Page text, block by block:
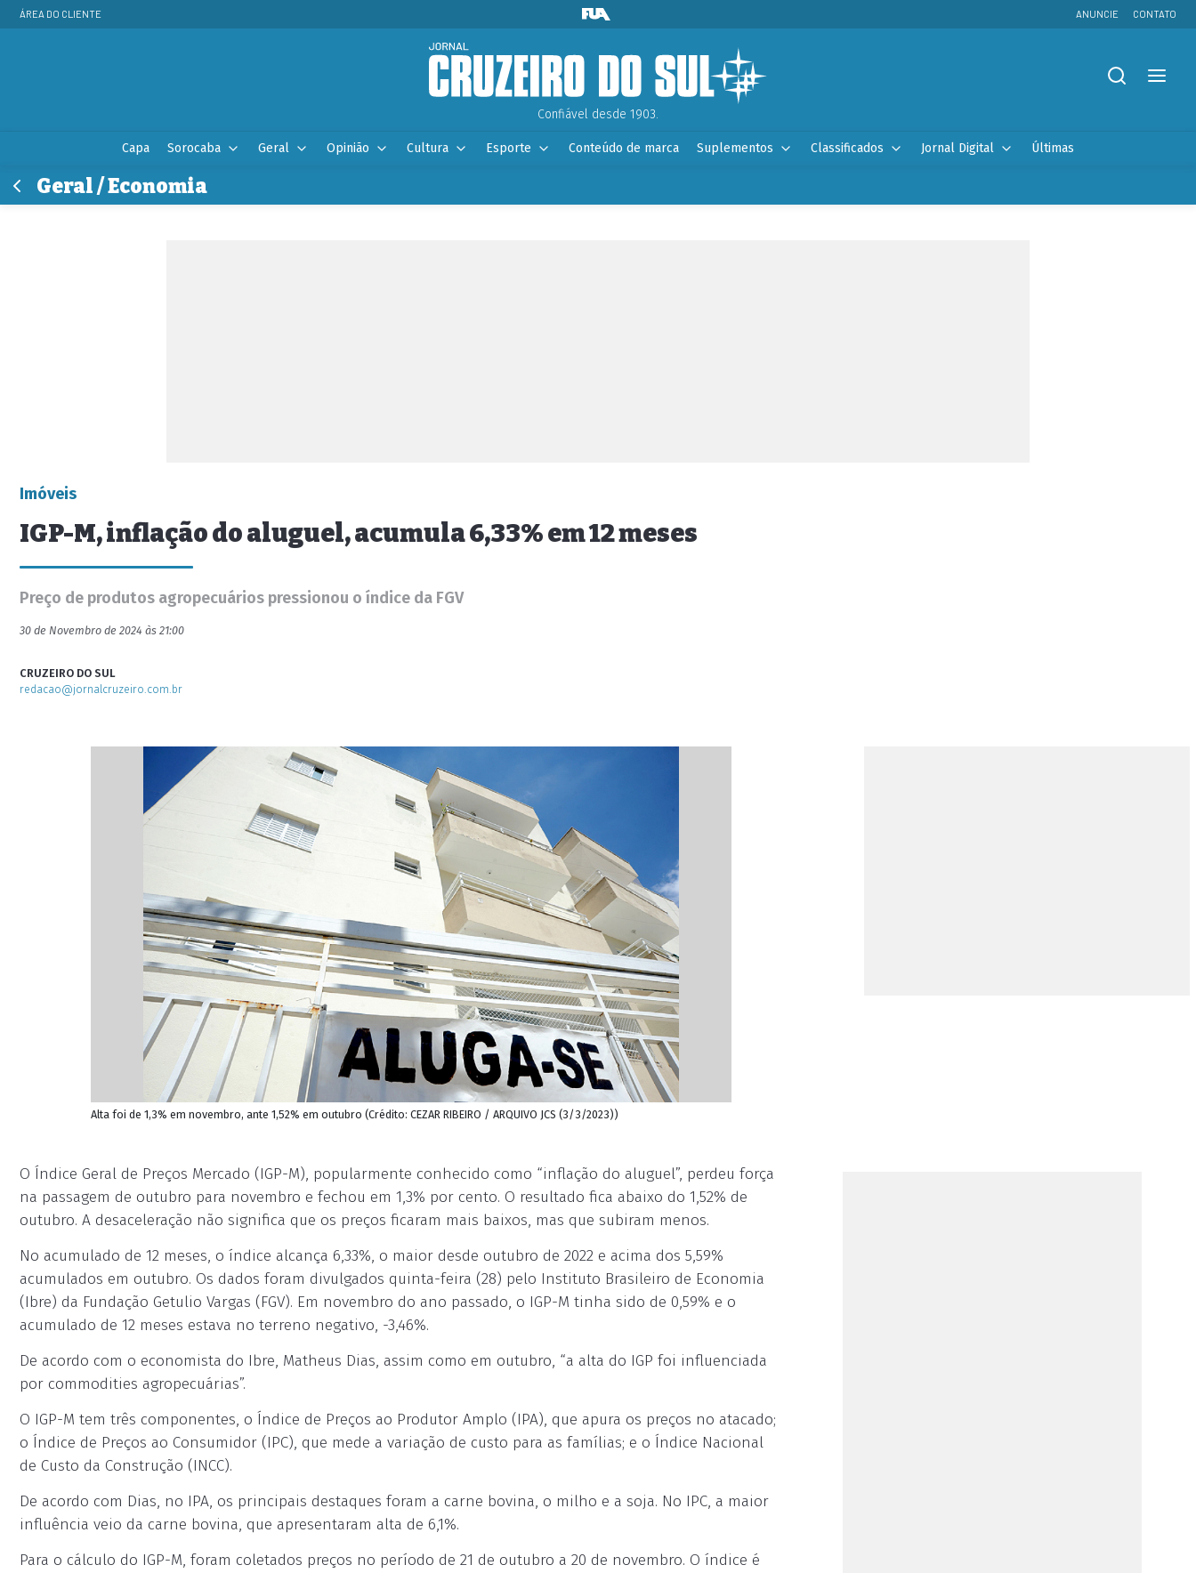
ÁREA DO CLIENTE ANUNCIE CONTATO
Confiável desde 1903.
Capa Sorocaba Geral Opinião Cultura Esporte Conteúdo de marca Suplementos Classificados Jornal Digital Últimas
Geral / Economia
Imóveis
IGP-M, inflação do aluguel, acumula 6,33% em 12 meses
Preço de produtos agropecuários pressionou o índice da FGV
30 de Novembro de 2024 às 21:00
CRUZEIRO DO SUL
redacao@jornalcruzeiro.com.br
Alta foi de 1,3% em novembro, ante 1,52% em outubro (Crédito: CEZAR RIBEIRO / ARQUIVO JCS (3/3/2023))
O Índice Geral de Preços Mercado (IGP-M), popularmente conhecido como “inflação do aluguel”, perdeu força
na passagem de outubro para novembro e fechou em 1,3% por cento. O resultado fica abaixo do 1,52% de
outubro. A desaceleração não significa que os preços ficaram mais baixos, mas que subiram menos.
No acumulado de 12 meses, o índice alcança 6,33%, o maior desde outubro de 2022 e acima dos 5,59%
acumulados em outubro. Os dados foram divulgados quinta-feira (28) pelo Instituto Brasileiro de Economia
(Ibre) da Fundação Getulio Vargas (FGV). Em novembro do ano passado, o IGP-M tinha sido de 0,59% e o
acumulado de 12 meses estava no terreno negativo, -3,46%.
De acordo com o economista do Ibre, Matheus Dias, assim como em outubro, “a alta do IGP foi influenciada
por commodities agropecuárias”.
O IGP-M tem três componentes, o Índice de Preços ao Produtor Amplo (IPA), que apura os preços no atacado;
o Índice de Preços ao Consumidor (IPC), que mede a variação de custo para as famílias; e o Índice Nacional
de Custo da Construção (INCC).
De acordo com Dias, no IPA, os principais destaques foram a carne bovina, o milho e a soja. No IPC, a maior
influência veio da carne bovina, que apresentaram alta de 6,1%.
Para o cálculo do IGP-M, foram coletados preços no período de 21 de outubro a 20 de novembro. O índice é